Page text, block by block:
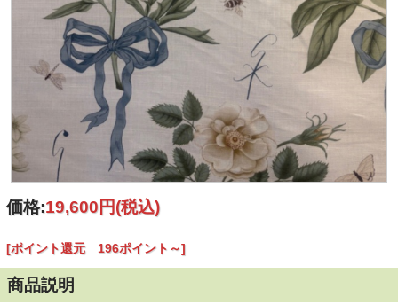
価格:19,600円(税込)
[ポイント還元 196ポイント～]
商品説明